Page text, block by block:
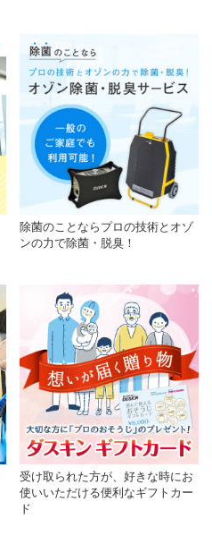
除菌のことならプロの技術とオゾ
ンの力で除菌・脱臭！
受け取られた方が、好きな時にお
使いいただける便利なギフトカー
ド